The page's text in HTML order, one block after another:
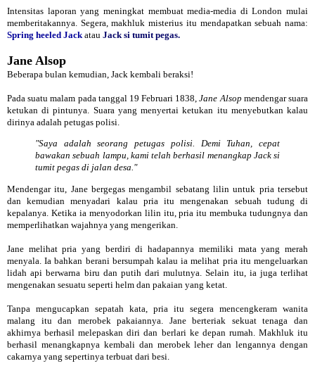
Intensitas laporan yang meningkat membuat media-media di London mulai
memberitakannya. Segera, makhluk misterius itu mendapatkan sebuah nama:
Spring heeled Jack atau Jack si tumit pegas.
Jane Alsop
Beberapa bulan kemudian, Jack kembali beraksi!
Pada suatu malam pada tanggal 19 Februari 1838,Jane Alsop mendengar suara
ketukan di pintunya. Suara yang menyertai ketukan itu menyebutkan kalau
dirinya adalah petugas polisi.
"Saya adalah seorang petugas polisi. Demi Tuhan, cepat
bawakan sebuah lampu, kami telah berhasil menangkap Jack si
tumit pegas di jalan desa."
Mendengar itu, Jane bergegas mengambil sebatang lilin untuk pria tersebut
dan kemudian menyadari kalau pria itu mengenakan sebuah tudung di
kepalanya. Ketika ia menyodorkan lilin itu, pria itu membuka tudungnya dan
memperlihatkan wajahnya yang mengerikan.
Jane melihat pria yang berdiri di hadapannya memiliki mata yang merah
menyala. Ia bahkan berani bersumpah kalau ia melihat pria itu mengeluarkan
lidah api berwarna biru dan putih dari mulutnya. Selain itu, ia juga terlihat
mengenakan sesuatu seperti helm dan pakaian yang ketat.
Tanpa mengucapkan sepatah kata, pria itu segera mencengkeram wanita
malang itu dan merobek pakaiannya. Jane berteriak sekuat tenaga dan
akhirnya berhasil melepaskan diri dan berlari ke depan rumah. Makhluk itu
berhasil menangkapnya kembali dan merobek leher dan lengannya dengan
cakarnya yang sepertinya terbuat dari besi.